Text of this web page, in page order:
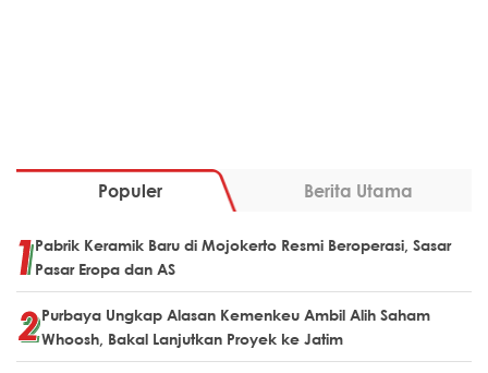
Populer Berita Utama
Pabrik Keramik Baru di Mojokerto Resmi Beroperasi, Sasar
Pasar Eropa dan AS
Purbaya Ungkap Alasan Kemenkeu Ambil Alih Saham
Whoosh, Bakal Lanjutkan Proyek ke Jatim